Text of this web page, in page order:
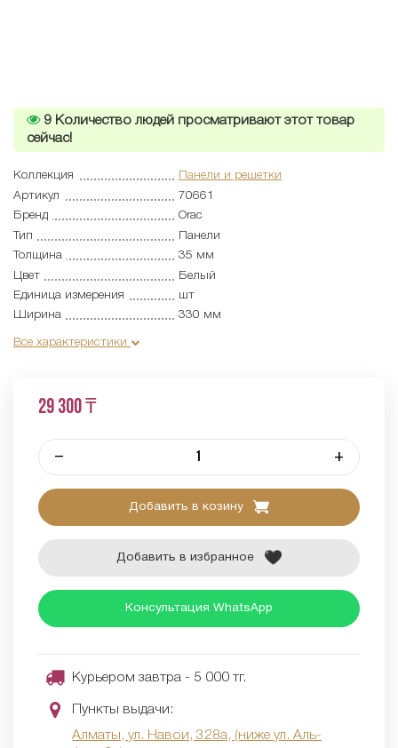
9 Количество людей просматривают этот товар
сейчас!
Коллекция
Панели и решетки
Артикул
70661
Бренд
Orac
Тип
Панели
Толщина
35 мм
Цвет
Белый
Единица измерения
шт
Ширина
330 мм
Все характеристики
29 300 ₸
– +
Добавить в козину
Добавить в избранное
Консультация WhatsApp
Курьером завтра - 5 000 тг.
Пункты выдачи:
Алматы, ул. Навои, 328а, (ниже ул. Аль-